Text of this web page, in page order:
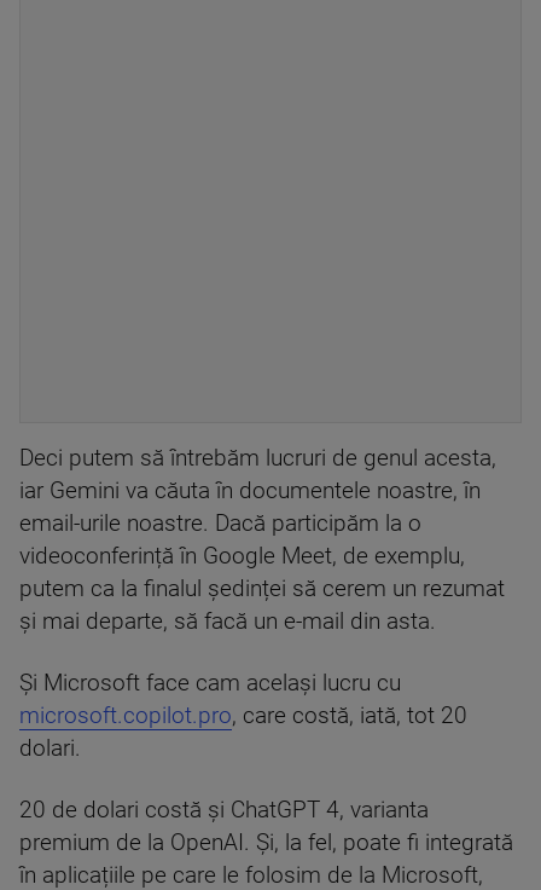
Deci putem să întrebăm lucruri de genul acesta,
iar Gemini va căuta în documentele noastre, în
email-urile noastre. Dacă participăm la o
videoconferință în Google Meet, de exemplu,
putem ca la finalul ședinței să cerem un rezumat
și mai departe, să facă un e-mail din asta.
Și Microsoft face cam același lucru cu
microsoft.copilot.pro, care costă, iată, tot 20
dolari.
20 de dolari costă și ChatGPT 4, varianta
premium de la OpenAI. Și, la fel, poate fi integrată
în aplicațiile pe care le folosim de la Microsoft,